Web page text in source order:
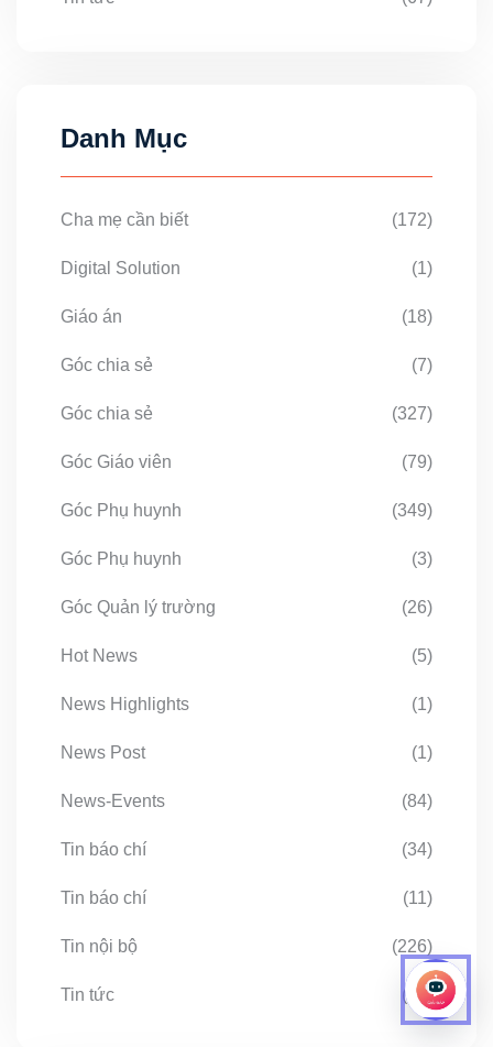
Danh Mục
Cha mẹ cần biết (172)
Digital Solution (1)
Giáo án (18)
Góc chia sẻ (7)
Góc chia sẻ (327)
Góc Giáo viên (79)
Góc Phụ huynh (349)
Góc Phụ huynh (3)
Góc Quản lý trường (26)
Hot News (5)
News Highlights (1)
News Post (1)
News-Events (84)
Tin báo chí (34)
Tin báo chí (11)
Tin nội bộ (226)
Tin tức (67)